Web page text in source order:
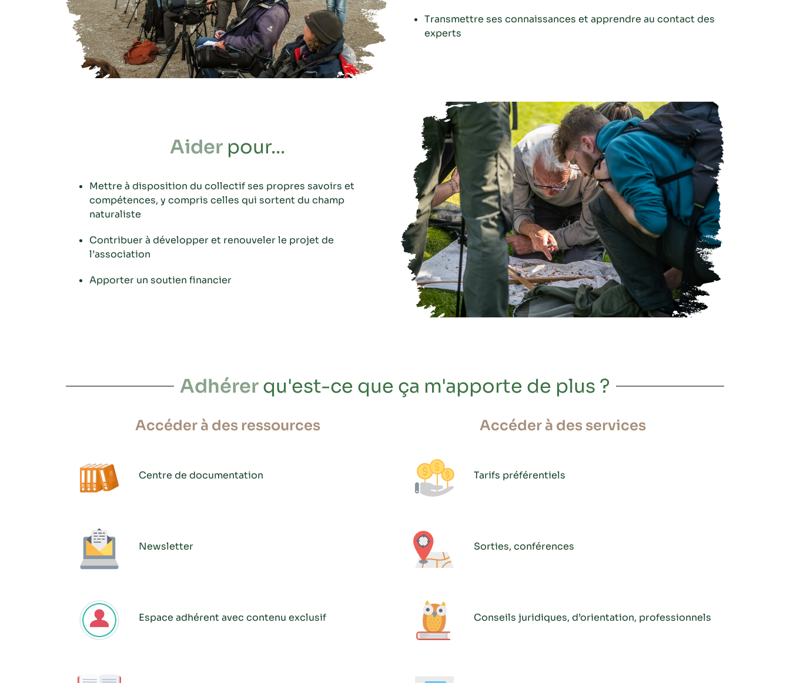
Transmettre ses connaissances et apprendre au contact des
experts
Aider pour...
Mettre à disposition du collectif ses propres savoirs et
compétences, y compris celles qui sortent du champ
naturaliste
Contribuer à développer et renouveler le projet de
l’association
Apporter un soutien financier
Adhérer qu'est-ce que ça m'apporte de plus ?
Accéder à des ressources Accéder à des services
Centre de documentation
Newsletter
Espace adhérent avec contenu exclusif
Tarifs préférentiels
Sorties, conférences
Conseils juridiques, d’orientation, professionnels